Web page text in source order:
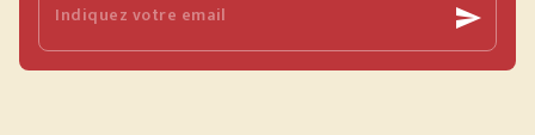
Indiquez votre email send